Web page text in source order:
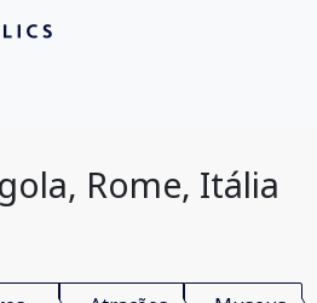
Rome, Itália